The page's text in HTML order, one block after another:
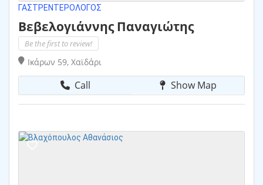
ΓΑΣΤΡΕΝΤΕΡΟΛΌΓΟΣ
Βεβελογιάννης Παναγιώτης
Be the first to review!
Ικάρων 59, Χαϊδάρι
Call Show Map